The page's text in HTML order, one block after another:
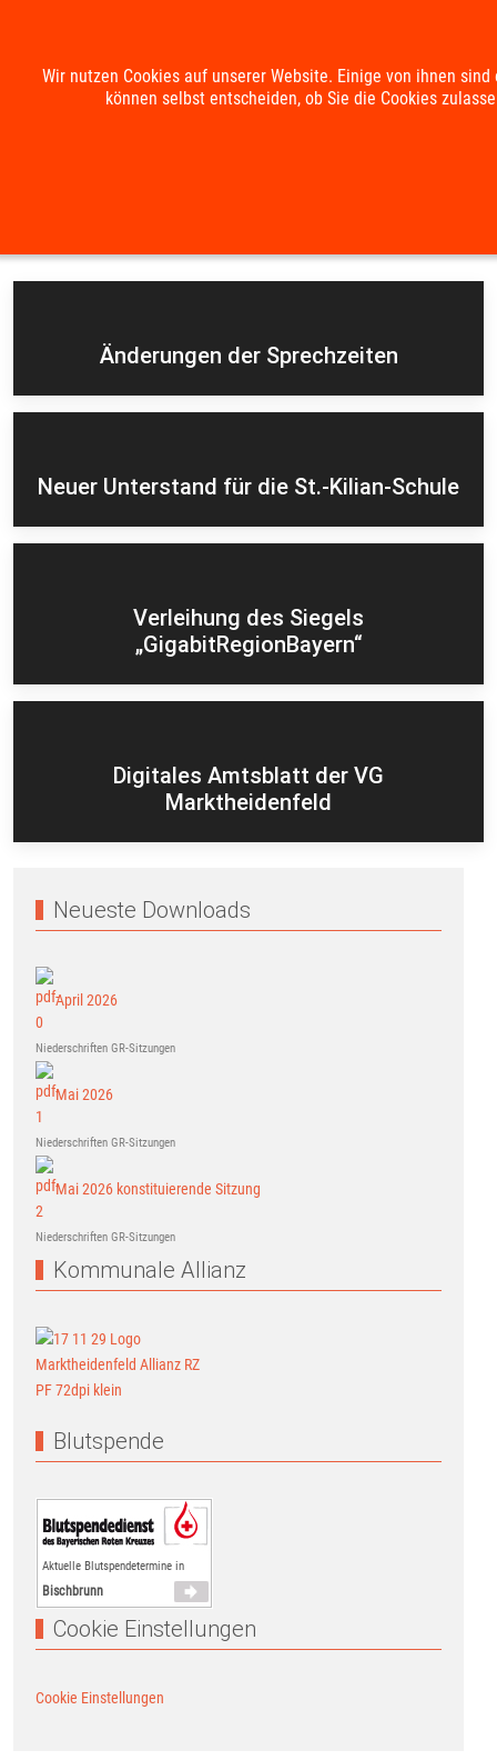
Änderungen der Sprechzeiten
Neuer Unterstand für die St.-Kilian-Schule
Verleihung des Siegels
„GigabitRegionBayern“
Digitales Amtsblatt der VG
Marktheidenfeld
Neueste Downloads
April 2026
Niederschriften GR-Sitzungen
Mai 2026
Niederschriften GR-Sitzungen
Mai 2026 konstituierende Sitzung
Niederschriften GR-Sitzungen
Kommunale Allianz
Blutspende
Aktuelle Blutspendetermine in
Bischbrunn
Cookie Einstellungen
Cookie Einstellungen
Wir nutzen Cookies auf unserer Website. Einige von ihnen
können selbst entscheiden, ob Sie die Cookies